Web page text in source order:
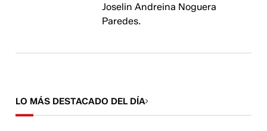
Joselin Andreina Noguera
Paredes.
LO MÁS DESTACADO DEL DÍA